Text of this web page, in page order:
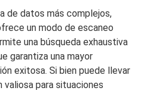
de datos más complejos,
un modo de escaneo
una búsqueda exhaustiva
garantiza una mayor
exitosa. Si bien puede llevar
valiosa para situaciones